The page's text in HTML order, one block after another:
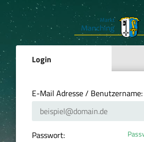
Login
E-Mail Adresse / Benutzername:
Passwort: